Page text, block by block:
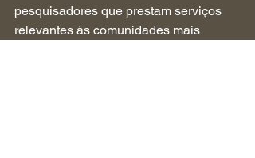
pesquisadores que prestam serviços
relevantes às comunidades mais